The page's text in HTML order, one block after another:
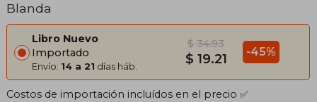
Blanda
Libro Nuevo
Importado
Envío: 14 a 21 días háb.
$ 34.93
$ 19.21 -45%
Costos de importación incluídos en el precio ✅